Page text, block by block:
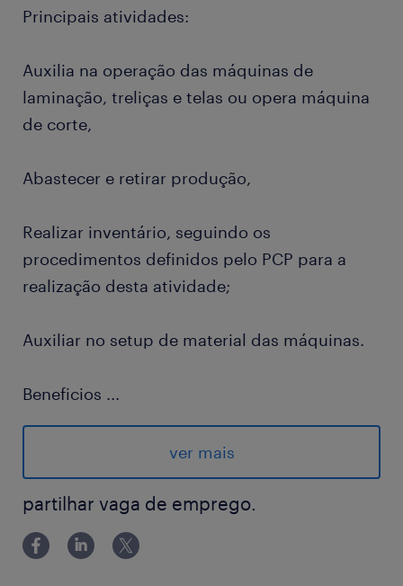
Principais atividades:
Auxilia na operação das máquinas de
laminação, treliças e telas ou opera máquina
de corte,
Abastecer e retirar produção,
Realizar inventário, seguindo os
procedimentos definidos pelo PCP para a
realização desta atividade;
Auxiliar no setup de material das máquinas.
Beneficios ...
Plano de saúde
Convênio Odontológico
PLR
Vale Alimentação
Refeitório no local
Seguro de vida
ver mais
partilhar vaga de emprego.